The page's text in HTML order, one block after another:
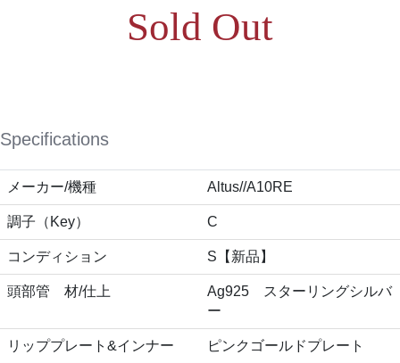
Sold Out
Specifications
メーカー/機種 Altus//A10RE
調子（Key） C
コンディション S【新品】
頭部管 材/仕上
Ag925 スターリングシルバ
ー
リッププレート&インナー ピンクゴールドプレート